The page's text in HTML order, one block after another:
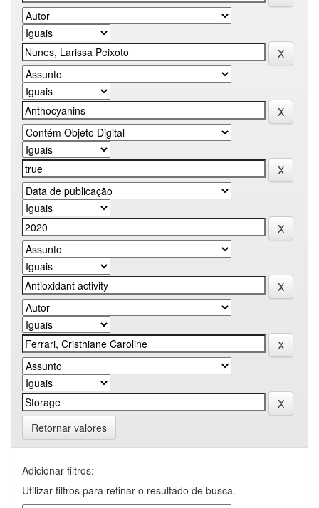
Retornar valores
Adicionar filtros:
Utilizar filtros para refinar o resultado de busca.